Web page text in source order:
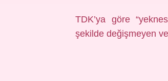
TDK’ya göre
şekilde değişmeyen